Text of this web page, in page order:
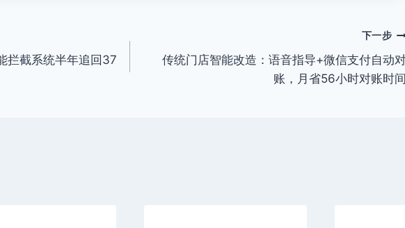
拦截系统半年追回37
下一步
传统门店智能改造：语音指导+微信支付自动
账，月省56小时对账时间